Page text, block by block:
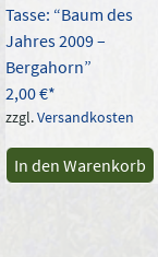
Tasse: “Baum des
Jahres 2009 –
Bergahorn”
2,00€
zzgl.Versandkosten
In den Warenkorb